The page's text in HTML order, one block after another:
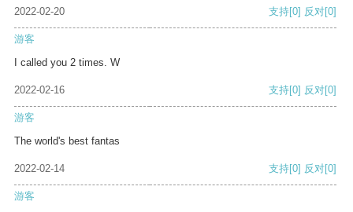
2022-02-20 支持[0] 反对[0]
游客
I called you 2 times. W
2022-02-16 支持[0] 反对[0]
游客
The world's best fantas
2022-02-14 支持[0] 反对[0]
游客